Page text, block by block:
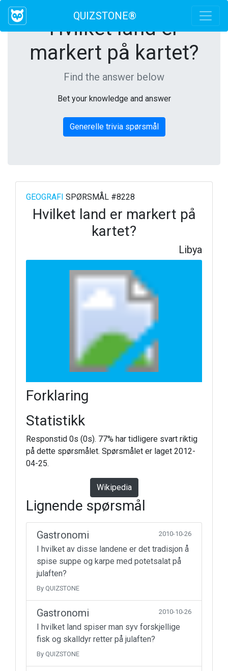
QUIZSTONE®
Hvilket land er
markert på kartet?
Find the answer below
Bet your knowledge and answer
Generelle trivia spørsmål
GEOGRAFI SPØRSMÅL #8228
Hvilket land er markert på
kartet?
Libya
Forklaring
Statistikk
Responstid 0s (0s). 77% har tidligere svart riktig
på dette spørsmålet. Spørsmålet er laget 2012-
04-25.
Wikipedia
Lignende spørsmål
Gastronomi 2010-10-26
I hvilket av disse landene er det tradisjon å
spise suppe og karpe med potetsalat på
julaften?
By QUIZSTONE
Gastronomi 2010-10-26
I hvilket land spiser man syv forskjellige
fisk og skalldyr retter på julaften?
By QUIZSTONE